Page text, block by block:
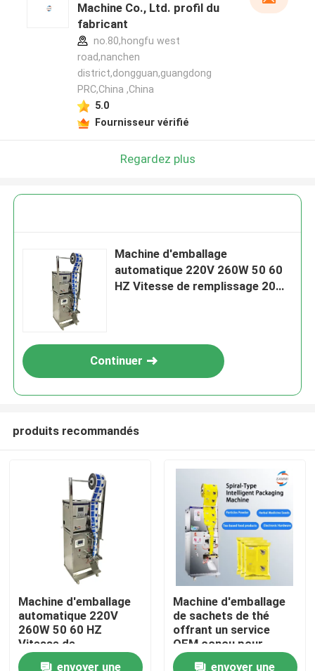
À la maison
Produits
À propos de nous
Machine Co., Ltd. profil du
fabricant
no.80,hongfu west
road,nanchen
district,dongguan,guangdong
PRC,China ,China
5.0
Fournisseur vérifié
Regardez plus
Machine d'emballage
automatique 220V 260W 50 60
HZ Vitesse de remplissage 20
Continuer
produits recommandés
Machine d'emballage
automatique 220V
260W 50 60 HZ
Vitesse de
remplissage 20 30
envoyer une
Machine d'emballage
de sachets de thé
offrant un service
OEM conçu pour
améliorer la vitesse
envoyer une